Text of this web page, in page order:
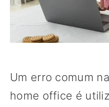
Um erro comum
home office é